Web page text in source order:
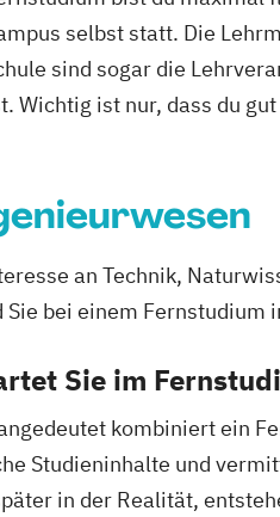
aus Biomasse
Fahrzeugtechnik
Development
Systeme IT-
Informatik
Kommunikationsdesign
Maschinenbau
Eng.) 3 oder 4 Semester
selbst statt. Die
sind sogar die
Wichtig ist nur, dass du
an Technik,
Sie bei einem
Sie im
kombiniert ein
Studieninhalte und
in der Realität,